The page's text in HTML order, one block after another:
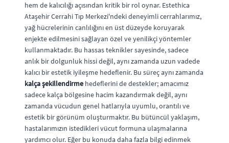
hem de kalıcılığı açısından kritik bir rol oynar. Estethica
Ataşehir Cerrahi Tıp Merkezi'ndeki deneyimli cerrahlarımız,
yağ hücrelerinin canlılığını en üst düzeyde koruyarak
enjekte edilmesini sağlayan özel ve yenilikçi yöntemler
kullanmaktadır. Bu hassas teknikler sayesinde, sadece
anlık bir dolgunluk hissi değil, aynı zamanda uzun vadede
kalıcı bir estetik iyileşme hedeflenir. Bu süreç aynı zamanda
kalça şekillendirme hedeflerini de destekler; amacımız
sadece kalça bölgesine hacim kazandırmak değil, aynı
zamanda vücudun genel hatlarıyla uyumlu, orantılı ve
estetik bir görünüm oluşturmaktır. Bu bütüncül yaklaşım,
hastalarımızın istedikleri vücut formuna ulaşmalarına
yardımcı olur. Eğer bu konuda daha fazla bilgi edinmek